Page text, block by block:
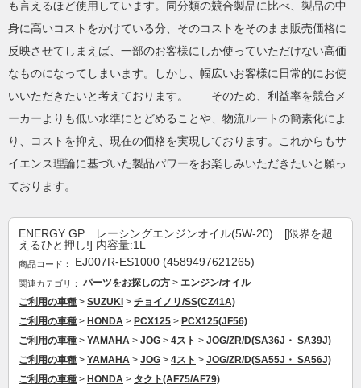
も言えるほど使用しています。同分類の競合製品に比べ、製品の中
身に高いコストをかけている分、そのコストをそのまま販売価格に
反映させてしまえば、一部のお客様にしか使っていただけない高価
なものになってしまいます。しかし、幅広いお客様に日常的にお使
いいただきたいと考えております。 そのため、利益率を競合メ
ーカーよりも低い水準にとどめることや、物流ルートの簡素化によ
り、コストを抑え、現在の価格を実現しております。これからもサ
イエンス理論に基づいた製品パワーをお楽しみいただきたいと願っ
ております。
ENERGY GP レーシングエンジンオイル(5W-20) [限界を超
えるひと押し!] 内容量:1L
商品コード： EJ007R-ES1000 (4589497621265)
関連カテゴリ： パーツをお探しの方 > エンジン/オイル
ご利用の車種 > SUZUKI > チョイノリ/SS(CZ41A)
ご利用の車種 > HONDA > PCX125 > PCX125(JF56)
ご利用の車種 > YAMAHA > JOG > 4スト > JOG/ZR/D(SA36J・ SA39J)
ご利用の車種 > YAMAHA > JOG > 4スト > JOG/ZR/D(SA55J・ SA56J)
ご利用の車種 > HONDA > タクト(AF75/AF79)